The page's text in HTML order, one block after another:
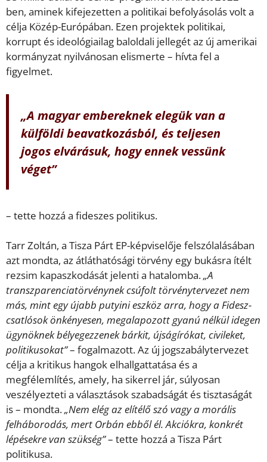
ben, aminek kifejezetten a politikai befolyásolás volt a
célja Közép-Európában. Ezen projektek politikai,
korrupt és ideológiailag baloldali jellegét az új amerikai
kormányzat nyilvánosan elismerte – hívta fel a
figyelmet.
„A magyar embereknek elegük van a
külföldi beavatkozásból, és teljesen
jogos elvárásuk, hogy ennek vessünk
véget”
– tette hozzá a fideszes politikus.
Tarr Zoltán, a Tisza Párt EP-képviselője felszólalásában
azt mondta, az átláthatósági törvény egy bukásra ítélt
rezsim kapaszkodását jelenti a hatalomba.„A
transzparenciatörvénynek csúfolt törvénytervezet nem
más, mint egy újabb putyini eszköz arra, hogy a Fidesz-
csatlósok önkényesen, megalapozott gyanú nélkül idegen
ügynöknek bélyegezzenek bárkit, újságírókat, civileket,
politikusokat”– fogalmazott. Az új jogszabálytervezet
célja a kritikus hangok elhallgattatása és a
megfélemlítés, amely, ha sikerrel jár, súlyosan
veszélyezteti a választások szabadságát és tisztaságát
is – mondta.„Nem elég az elítélő szó vagy a morális
felháborodás, mert Orbán ebből él. Akciókra, konkrét
lépésekre van szükség”– tette hozzá a Tisza Párt
politikusa.